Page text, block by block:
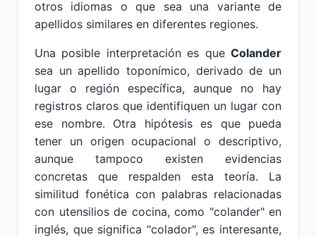
otros idiomas o que sea una variante de
apellidos similares en diferentes regiones.
Una posible interpretación es que Colander
sea un apellido toponímico, derivado de un
lugar o región específica, aunque no hay
registros claros que identifiquen un lugar con
ese nombre. Otra hipótesis es que pueda
tener un origen ocupacional o descriptivo,
aunque tampoco existen evidencias
concretas que respalden esta teoría. La
similitud fonética con palabras relacionadas
con utensilios de cocina, como "colander" en
inglés, que significa "colador", es interesante,